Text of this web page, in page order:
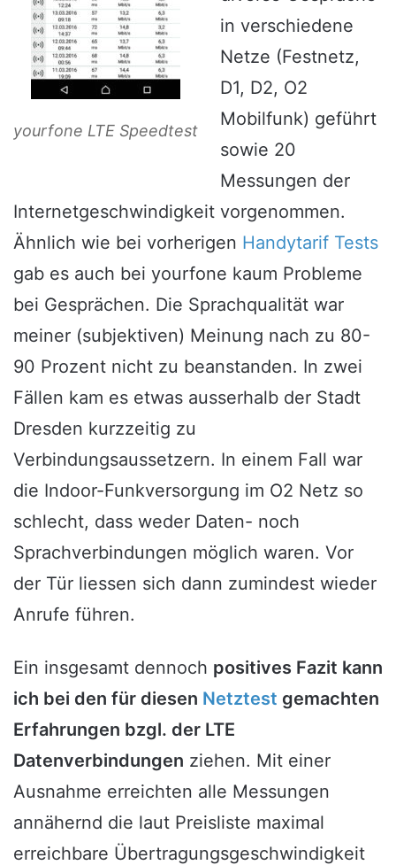
yourfone LTE Speedtest
in verschiedene
Netze (Festnetz,
D1, D2, O2
Mobilfunk) geführt
sowie 20
Messungen der
Internetgeschwindigkeit vorgenommen.
Ähnlich wie bei vorherigen Handytarif Tests
gab es auch bei yourfone kaum Probleme
bei Gesprächen. Die Sprachqualität war
meiner (subjektiven) Meinung nach zu 80-
90 Prozent nicht zu beanstanden. In zwei
Fällen kam es etwas ausserhalb der Stadt
Dresden kurzzeitig zu
Verbindungsaussetzern. In einem Fall war
die Indoor-Funkversorgung im O2 Netz so
schlecht, dass weder Daten- noch
Sprachverbindungen möglich waren. Vor
der Tür liessen sich dann zumindest wieder
Anrufe führen.
Ein insgesamt dennoch positives Fazit kann
ich bei den für diesen Netztest gemachten
Erfahrungen bzgl. der LTE
Datenverbindungen ziehen. Mit einer
Ausnahme erreichten alle Messungen
annähernd die laut Preisliste maximal
erreichbare Übertragungsgeschwindigkeit